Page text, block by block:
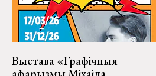
Выстава «Графічныя